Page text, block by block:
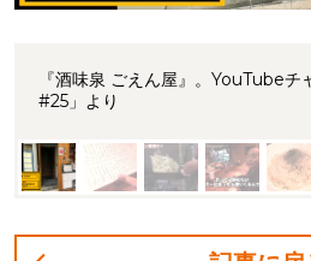
『酒味泉 ごえん屋』。YouTubeチ
#25」より